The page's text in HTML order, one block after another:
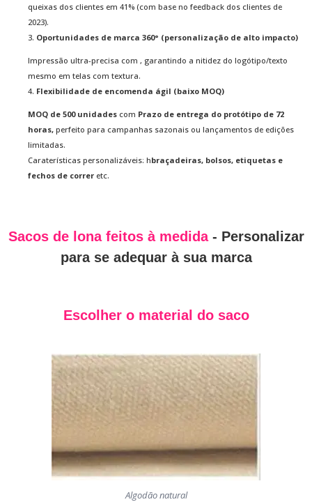
queixas dos clientes em 41% (com base no feedback dos clientes de
2023).
3. Oportunidades de marca 360° (personalização de alto impacto)
Impressão ultra-precisa com , garantindo a nitidez do logótipo/texto
mesmo em telas com textura.
4. Flexibilidade de encomenda ágil (baixo MOQ)
MOQ de 500 unidades com Prazo de entrega do protótipo de 72
horas, perfeito para campanhas sazonais ou lançamentos de edições
limitadas.
Caraterísticas personalizáveis: hbraçadeiras, bolsos, etiquetas e
fechos de correr etc.
Sacos de lona feitos à medida - Personalizar
para se adequar à sua marca
Escolher o material do saco
Algodão natural